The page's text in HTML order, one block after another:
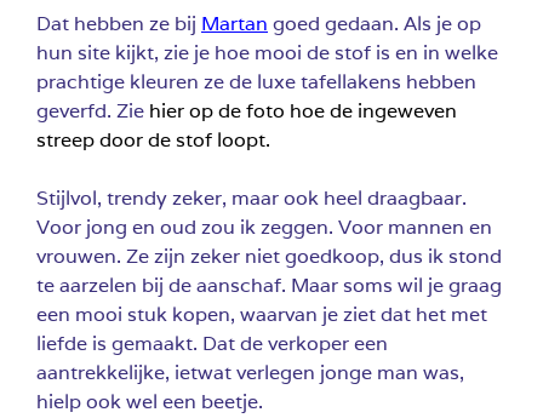
Dat hebben ze bij Martan goed gedaan. Als je op
hun site kijkt, zie je hoe mooi de stof is en in welke
prachtige kleuren ze de luxe tafellakens hebben
geverfd. Zie hier op de foto hoe de ingeweven
streep door de stof loopt.
Stijlvol, trendy zeker, maar ook heel draagbaar.
Voor jong en oud zou ik zeggen. Voor mannen en
vrouwen. Ze zijn zeker niet goedkoop, dus ik stond
te aarzelen bij de aanschaf. Maar soms wil je graag
een mooi stuk kopen, waarvan je ziet dat het met
liefde is gemaakt. Dat de verkoper een
aantrekkelijke, ietwat verlegen jonge man was,
hielp ook wel een beetje.